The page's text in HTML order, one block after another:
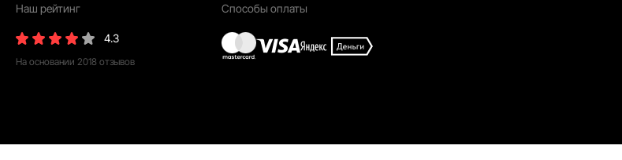
Наш рейтинг
4.3
На основании 2018 отзывов
Способы оплаты